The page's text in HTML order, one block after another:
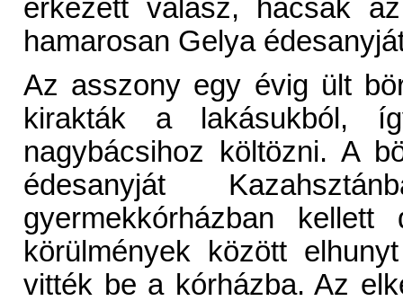
érkezett válasz, hacsak
hamarosan Gelya
Az asszony egy évig ült
kirakták a lakásukból,
nagybácsihoz költözni. A
édesanyját
gyermekkórházban
körülmények között
vitték be a kórházba. Az